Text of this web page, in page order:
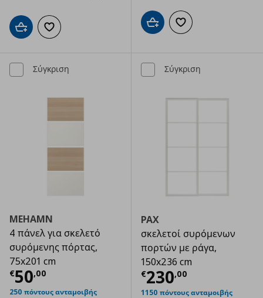
Προσθήκη στο καλάθι
Προσθήκη στα αγαπημένα Προσθήκη στο καλάθι
Προσθήκη στα
Σύγκριση
MEHAMN
4 πάνελ για σκελετό
συρόμενης πόρτας,
75x201 cm
€50,00
Τρέχουσα τιμή € 50,00
250 πόντους ανταμοιβής
Σύγκριση
PAX
σκελετοί συρόμενων
πορτών με ράγα,
150x236 cm
€230,00
Τρέχουσα
1150 πόντους ανταμοιβής